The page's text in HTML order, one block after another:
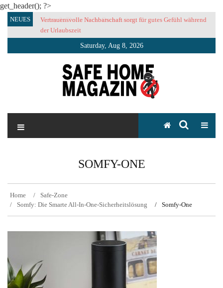
get_header(); ?>
SkipNEUES
Vertrauensvolle Nachbarschaft sorgt für gutes Gefühl während
der Urlaubszeit
Saturday, Aug 8, 2026
SAFE HOME Magazin
SOMFY-ONE
Home
Safe-Zone
Somfy: Die Smarte All-In-One-Sicherheitslösung
Somfy-One